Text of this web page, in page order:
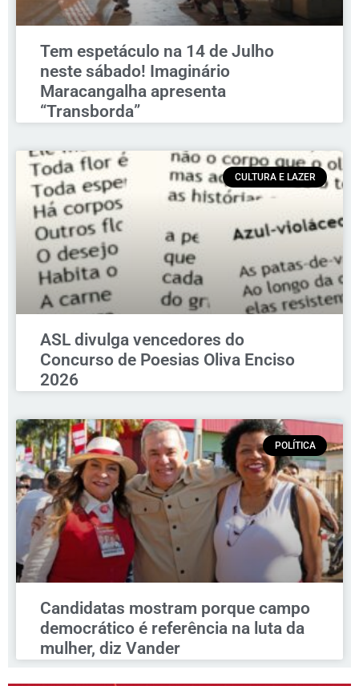
Tem espetáculo na 14 de Julho
neste sábado! Imaginário
Maracangalha apresenta
“Transborda”
CULTURA E LAZER
ASL divulga vencedores do
Concurso de Poesias Oliva Enciso
2026
POLÍTICA
Candidatas mostram porque campo
democrático é referência na luta da
mulher, diz Vander